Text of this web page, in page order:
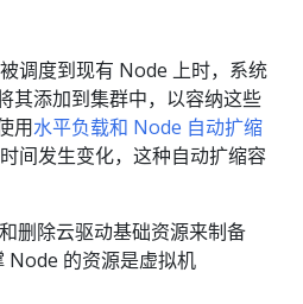
调度到现有 Node 上时，系统
其添加到集群中，以容纳这些
用水平负载和 Node 自动扩缩
间发生变化，这种自动扩缩容
删除云驱动基础资源来制备
Node 的资源是虚拟机